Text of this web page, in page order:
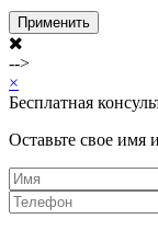
Применить
-->
×
Бесплатная
Оставьте свое